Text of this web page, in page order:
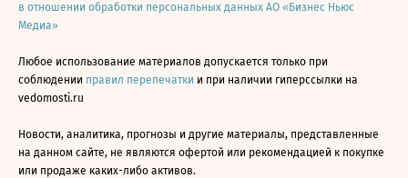
в отношении обработки персональных данных АО «Бизнес Ньюс
Медиа»
Любое использование материалов допускается только при
соблюдении правил перепечатки и при наличии гиперссылки на
vedomosti.ru
Новости, аналитика, прогнозы и другие материалы, представленные
на данном сайте, не являются офертой или рекомендацией к покупке
или продаже каких-либо активов.